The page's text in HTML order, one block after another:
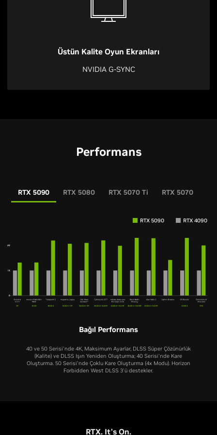
Üstün Kalite Oyun Ekranları
NVIDIA G-SYNC
Performans
RTX 5090 RTX 5080 RTX 5070 Ti RTX 5070
RTX 5090 RTX 4090
Bağıl Performans
40 ve 50 Serisi'nde 4K, Maksimum Ayarlar, DLSS Süper Çözünürlük
(Kalite) ve DLSS Işın Yeniden Oluşturma; 40 Serisi'nde Kare
Oluşturma. 50 Serisi'nde Çoklu Kare Oluşturma (4x Modu). Horizon
Forbidden West DLSS 3'ü destekler.
RTX. It’s On.